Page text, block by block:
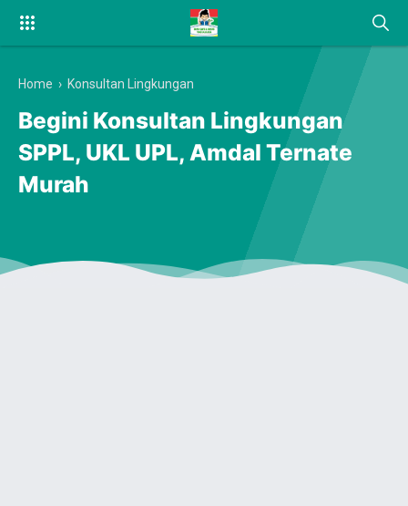
Home › Konsultan Lingkungan
Begini Konsultan Lingkungan
SPPL, UKL UPL, Amdal Ternate
Murah